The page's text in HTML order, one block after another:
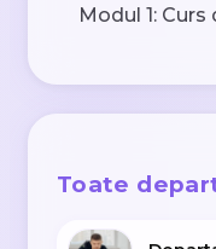
Modul 1:
Toate